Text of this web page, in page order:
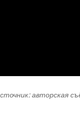
авторская